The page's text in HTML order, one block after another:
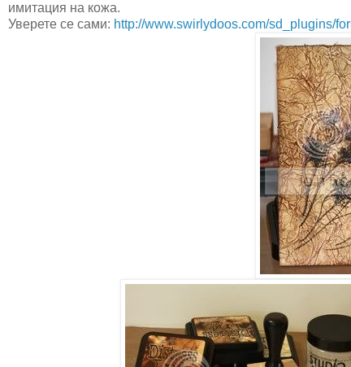
имитация на кожа.
Уверете се сами: http://www.swirlydoos.com/sd_plugins/